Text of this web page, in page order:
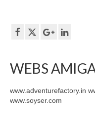
WEBS
www.adventurefactory.in
www.soyser.com